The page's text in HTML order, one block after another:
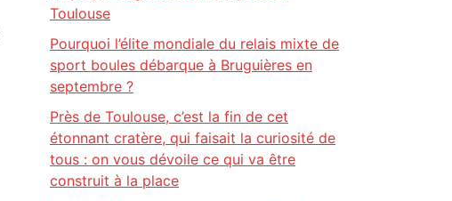
Toulouse
Pourquoi l’élite mondiale du relais mixte de
sport boules débarque à Bruguières en
septembre ?
Près de Toulouse, c’est la fin de cet
étonnant cratère, qui faisait la curiosité de
tous : on vous dévoile ce qui va être
construit à la place